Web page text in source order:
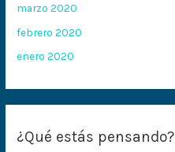
marzo 2020
febrero 2020
enero 2020
¿Qué estás pensando?